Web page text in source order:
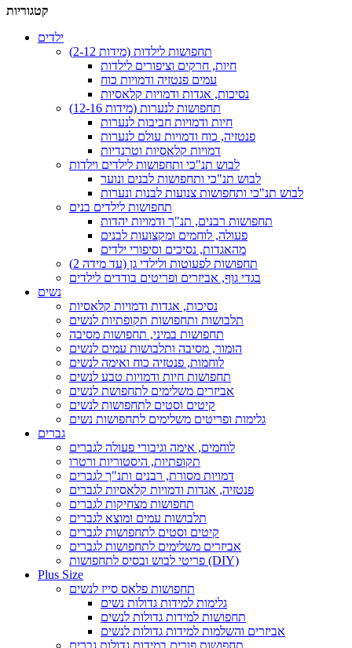
קטגוריות
ילדים
תחפושות לילדות (מידות 2-12)
חיות, חרקים וציפורים לילדות
עמים פנטזיה ודמויות כוח
נסיכות, אגדות ודמויות קלאסיות
תחפושות לנערות (מידות 12-16)
חיות ודמויות חביבות לנערות
פנטזיה, כוח ודמויות עולם לנערות
דמויות קלאסיות וטרנדיות
לבוש תנ"כי ותחפושות לילדים וילדות
לבוש תנ"כי ותחפושות לבנים ונוער
לבוש תנ"כי ותחפושות צנועות לבנות ונערות
תחפושות לילדים בנים
תחפושות רבנים, תנ"ך ודמויות יהדות
פעולה, לוחמים ומקצועות לבנים
מהאגדות, נסיכים וסיפורי ילדים
תחפושות לפעוטות ולילדי גן (עד מידה 2)
בגדי גוף, אביזרים ופריטים בודדים לילדים
נשים
נסיכות, אגדות ודמויות קלאסיות
תלבושות ותחפושות תקופתיות לנשים
תחפושות במיני, תחפושות מסיבה
הומור, מסיבה ותלבושות עמים לנשים
לוחמות, פנטזיה כוח ואימה לנשים
תחפושות חיות ודמויות טבע לנשים
אביזרים משלימים לתחפושת לנשים
קיטים וסטים לתחפושות לנשים
גלימות ופריטים משלימים לתחפושות נשים
גברים
לוחמים, אימה וגיבורי פעולה לגברים
תקופתיות, היסטוריות ורטרו
דמויות מסורת, רבנים ותנ"ך לגברים
פנטזיה, אגדות ודמויות קלאסיות לגברים
תחפושות מצחיקות לגברים
תלבושות עמים ומוצא לגברים
קיטים וסטים לתחפושות לגברים
אביזרים משלימים לתחפושות לגברים
פריטי לבוש ובסיס לתחפושות (DIY)
Plus Size
תחפושות פלאס סייז לנשים
גלימות למידות גדולות נשים
תחפושות למידות גדולות לנשים
אביזרים והשלמות למידות גדולות לנשים
תחפושות פורים במידות גדולות גברים